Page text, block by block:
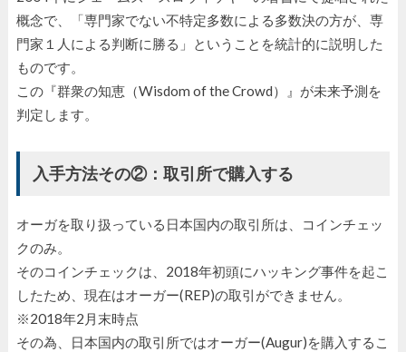
概念で、「専門家でない不特定多数による多数決の方が、専
門家１人による判断に勝る」ということを統計的に説明した
ものです。
この『群衆の知恵（Wisdom of the Crowd）』が未来予測を
判定します。
入手方法その②：取引所で購入する
オーガを取り扱っている日本国内の取引所は、コインチェッ
クのみ。
そのコインチェックは、2018年初頭にハッキング事件を起こ
したため、現在はオーガー(REP)の取引ができません。
※2018年2月末時点
その為、日本国内の取引所ではオーガー(Augur)を購入するこ